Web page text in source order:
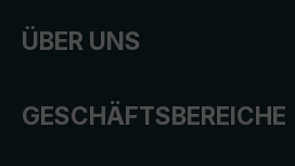
ÜBER UNS
GESCHÄFTSBEREICHE